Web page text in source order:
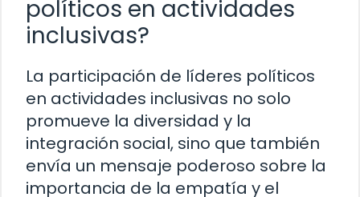
políticos en actividades
inclusivas?
La participación de líderes políticos
en actividades inclusivas no solo
promueve la diversidad y la
integración social, sino que también
envía un mensaje poderoso sobre la
importancia de la empatía y el